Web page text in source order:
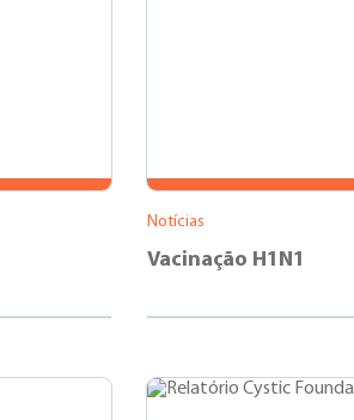
Notícias
Vacinação H1N1